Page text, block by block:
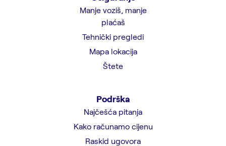
Manje voziš, manje
plaćaš
Tehnički pregledi
Mapa lokacija
Štete
Podrška
Najčešća pitanja
Kako računamo cijenu
Raskid ugovora